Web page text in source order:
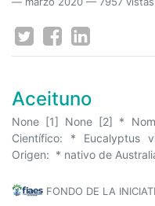
Aceituno
None [1] None [2] *
Científico: * Eucalyptus
Origen: * nativo de
FONDO DE LA